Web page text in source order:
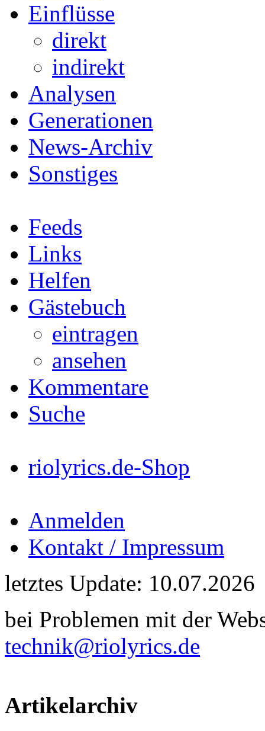
Einflüsse
direkt
indirekt
Analysen
Generationen
News-Archiv
Sonstiges
Feeds
Links
Helfen
Gästebuch
eintragen
ansehen
Kommentare
Suche
riolyrics.de-Shop
Anmelden
Kontakt / Impressum
letztes Update: 10.07.2026
bei Problemen mit der
technik@riolyrics.de
Artikelarchiv